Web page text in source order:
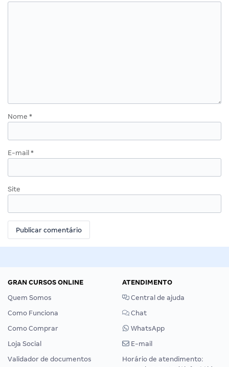
Nome *
E-mail *
Site
GRAN CURSOS ONLINE
Quem Somos
Como Funciona
Como Comprar
Loja Social
Validador de documentos
ATENDIMENTO
Central de ajuda
Chat
WhatsApp
E-mail
Horário de atendimento: